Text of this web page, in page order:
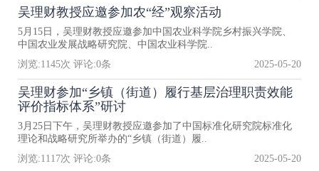
吴理财教授应邀参加农“经”观察活动
5月15日，吴理财教授应邀参加中国农业科学院乡村振兴学院、
中国农业发展战略研究院、中国农业科学院..
浏览:1145次 评论:0条 2025-05-20
吴理财参加“乡镇（街道）履行基层治理职责效能
评价指标体系”研讨
3月25日下午，吴理财教授应邀参加了中国标准化研究院标准化
理论和战略研究所举办的“乡镇（街道）履..
浏览:1117次 评论:0条 2025-05-20